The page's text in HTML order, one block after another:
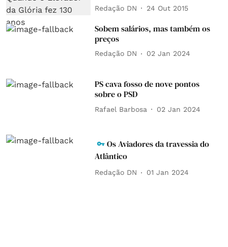
Redação DN 24 Out 2015
Sobem salários, mas também os
preços
Redação DN 02 Jan 2024
PS cava fosso de nove pontos
sobre o PSD
Rafael Barbosa 02 Jan 2024
Os Aviadores da travessia do
Atlântico
Redação DN 01 Jan 2024